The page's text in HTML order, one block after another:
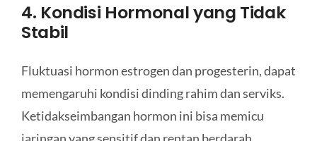
4. Kondisi Hormonal yang Tidak
Stabil
Fluktuasi hormon estrogen dan progesterin, dapat
memengaruhi kondisi dinding rahim dan serviks.
Ketidakseimbangan hormon ini bisa memicu